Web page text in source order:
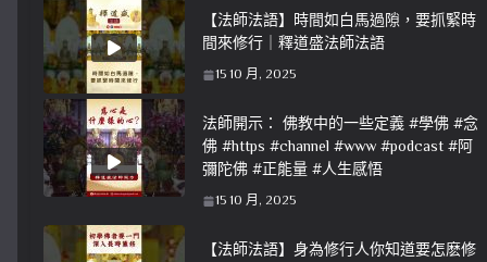
【法師法語】時間如白馬過隙，要抓緊時
間來修行｜釋道盛法師法語
15 10 月, 2025
法師開示： 佛教中的一些定義 #學佛 #念
佛 #https #channel #www #podcast #阿
彌陀佛 #正能量 #人生感悟
15 10 月, 2025
【法師法語】身為修行人你知道要怎麽修